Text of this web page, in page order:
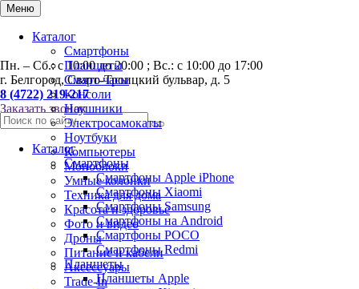
Меню
Каталог
Смартфоны
Планшеты
Смарт-часы
Консоли
Наушники
Электросамокаты
Ноутбуки
Компьютеры
Моноблоки
Умные колонки
Техника для дома
Красота и здоровье
Фото и видео
Дроны
Питание и кабели
Аксессуары
Trade-In
0
Пн. – Сб.: с 10:00 до 20:00 ; Вс.: с 10:00 до 17:00
г. Белгород, Свято-Троицкий бульвар, д. 5
8 (4722) 219-217
Заказать звонок
Каталог
Смартфоны
Смартфоны Apple iPhone
Смартфоны Хiaomi
Смартфоны Samsung
Смартфоны на Android
Смартфоны POCO
Смартфоны Redmi
Планшеты
Планшеты Apple